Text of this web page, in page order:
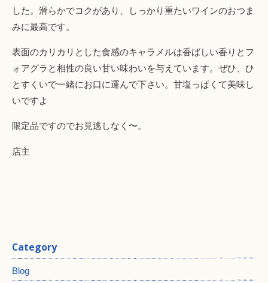
した。滑らかでコクがあり、しっかり重たいワインのおつま
みに最高です。
表面のカリカリとした食感のキャラメルは香ばしい香りとフ
ォアグラと相性の良い甘い味わいを与えています。ぜひ、ひ
とすくいで一緒にお口に運んで下さい。甘塩っぱくて美味し
いですよ
限定品ですのでお見逃しなく〜。
店主
Category
Blog